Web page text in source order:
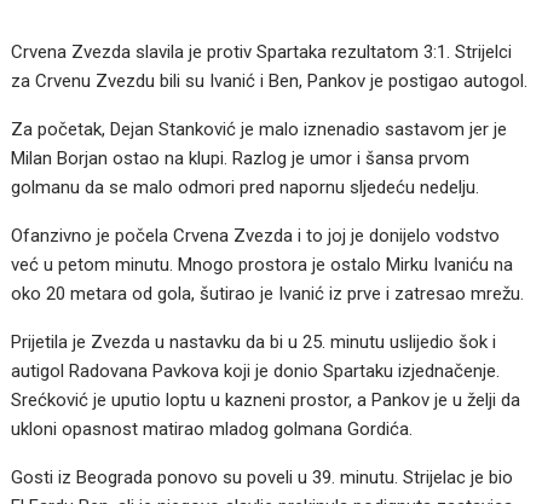
Crvena Zvezda slavila je protiv Spartaka rezultatom 3:1. Strijelci
za Crvenu Zvezdu bili su Ivanić i Ben, Pankov je postigao autogol.
Za početak, Dejan Stanković je malo iznenadio sastavom jer je
Milan Borjan ostao na klupi. Razlog je umor i šansa prvom
golmanu da se malo odmori pred napornu sljedeću nedelju.
Ofanzivno je počela Crvena Zvezda i to joj je donijelo vodstvo
već u petom minutu. Mnogo prostora je ostalo Mirku Ivaniću na
oko 20 metara od gola, šutirao je Ivanić iz prve i zatresao mrežu.
Prijetila je Zvezda u nastavku da bi u 25. minutu uslijedio šok i
autigol Radovana Pavkova koji je donio Spartaku izjednačenje.
Srećković je uputio loptu u kazneni prostor, a Pankov je u želji da
ukloni opasnost matirao mladog golmana Gordića.
Gosti iz Beograda ponovo su poveli u 39. minutu. Strijelac je bio